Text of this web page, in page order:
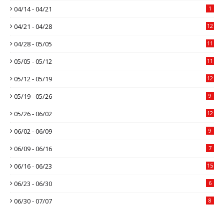
04/14 - 04/21 1
04/21 - 04/28 12
04/28 - 05/05 11
05/05 - 05/12 11
05/12 - 05/19 12
05/19 - 05/26 9
05/26 - 06/02 12
06/02 - 06/09 9
06/09 - 06/16 7
06/16 - 06/23 15
06/23 - 06/30 6
06/30 - 07/07 8